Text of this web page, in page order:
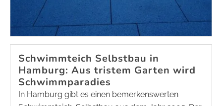
Schwimmteich Selbstbau in
Hamburg: Aus tristem Garten wird
Schwimmparadies
In Hamburg gibt es einen bemerkenswerten